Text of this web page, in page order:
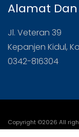
Alamat
Jl. Veteran 39
Kepanjen Kidul,
0342-816304
Copyright ©2026 All